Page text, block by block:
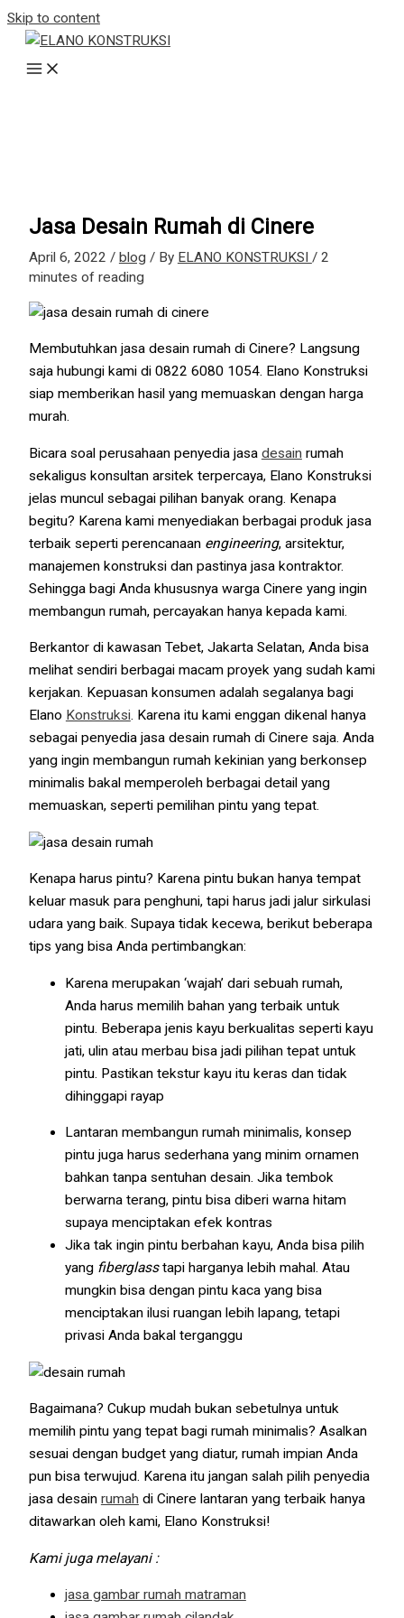
Skip to content
Jasa Desain Rumah di Cinere
April 6, 2022 / blog / By ELANO KONSTRUKSI / 2
minutes of reading
Membutuhkan jasa desain rumah di Cinere? Langsung
saja hubungi kami di 0822 6080 1054. Elano Konstruksi
siap memberikan hasil yang memuaskan dengan harga
murah.
Bicara soal perusahaan penyedia jasa desain rumah
sekaligus konsultan arsitek terpercaya, Elano Konstruksi
jelas muncul sebagai pilihan banyak orang. Kenapa
begitu? Karena kami menyediakan berbagai produk jasa
terbaik seperti perencanaan engineering, arsitektur,
manajemen konstruksi dan pastinya jasa kontraktor.
Sehingga bagi Anda khususnya warga Cinere yang ingin
membangun rumah, percayakan hanya kepada kami.
Berkantor di kawasan Tebet, Jakarta Selatan, Anda bisa
melihat sendiri berbagai macam proyek yang sudah kami
kerjakan. Kepuasan konsumen adalah segalanya bagi
Elano Konstruksi. Karena itu kami enggan dikenal hanya
sebagai penyedia jasa desain rumah di Cinere saja. Anda
yang ingin membangun rumah kekinian yang berkonsep
minimalis bakal memperoleh berbagai detail yang
memuaskan, seperti pemilihan pintu yang tepat.
Kenapa harus pintu? Karena pintu bukan hanya tempat
keluar masuk para penghuni, tapi harus jadi jalur sirkulasi
udara yang baik. Supaya tidak kecewa, berikut beberapa
tips yang bisa Anda pertimbangkan:
Karena merupakan ‘wajah’ dari sebuah rumah,
Anda harus memilih bahan yang terbaik untuk
pintu. Beberapa jenis kayu berkualitas seperti kayu
jati, ulin atau merbau bisa jadi pilihan tepat untuk
pintu. Pastikan tekstur kayu itu keras dan tidak
dihinggapi rayap
Lantaran membangun rumah minimalis, konsep
pintu juga harus sederhana yang minim ornamen
bahkan tanpa sentuhan desain. Jika tembok
berwarna terang, pintu bisa diberi warna hitam
supaya menciptakan efek kontras
Jika tak ingin pintu berbahan kayu, Anda bisa pilih
yang fiberglasstapi harganya lebih mahal. Atau
mungkin bisa dengan pintu kaca yang bisa
menciptakan ilusi ruangan lebih lapang, tetapi
privasi Anda bakal terganggu
Bagaimana? Cukup mudah bukan sebetulnya untuk
memilih pintu yang tepat bagi rumah minimalis? Asalkan
sesuai dengan budget yang diatur, rumah impian Anda
pun bisa terwujud. Karena itu jangan salah pilih penyedia
jasa desain rumah di Cinere lantaran yang terbaik hanya
ditawarkan oleh kami, Elano Konstruksi!
Kami juga melayani :
jasa gambar rumah matraman